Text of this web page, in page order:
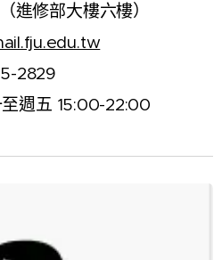
進修部大樓六樓）
2829
週五 15:00-22:00